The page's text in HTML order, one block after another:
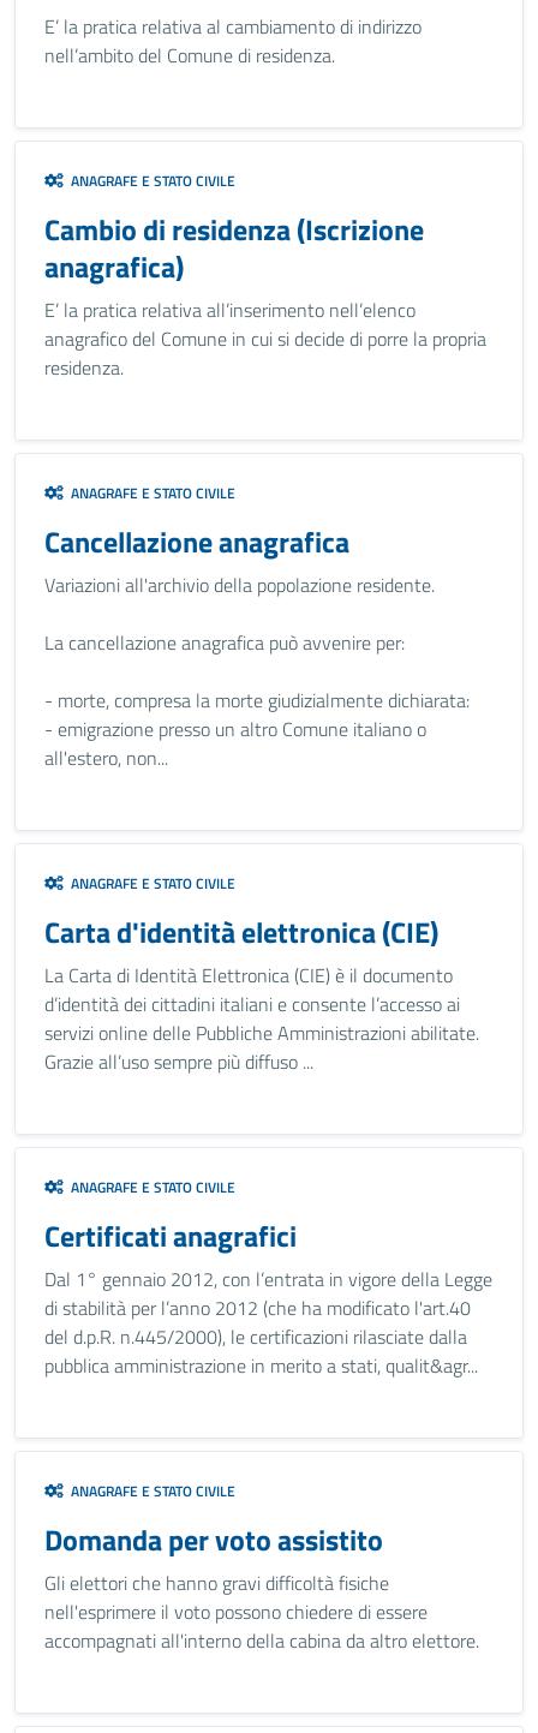
E’ la pratica relativa al cambiamento di indirizzo
nell’ambito del Comune di residenza.
ANAGRAFE E STATO CIVILE
Cambio di residenza (Iscrizione
anagrafica)
E’ la pratica relativa all’inserimento nell’elenco
anagrafico del Comune in cui si decide di porre la propria
residenza.
ANAGRAFE E STATO CIVILE
Cancellazione anagrafica
Variazioni all'archivio della popolazione residente.
La cancellazione anagrafica può avvenire per:
- morte, compresa la morte giudizialmente dichiarata:
- emigrazione presso un altro Comune italiano o
all'estero, non...
ANAGRAFE E STATO CIVILE
Carta d'identità elettronica (CIE)
La Carta di Identità Elettronica (CIE) è il documento
d’identità dei cittadini italiani e consente l’accesso ai
servizi online delle Pubbliche Amministrazioni abilitate.
Grazie all’uso sempre più diffuso ...
ANAGRAFE E STATO CIVILE
Certificati anagrafici
Dal 1° gennaio 2012, con l’entrata in vigore della Legge
di stabilità per l’anno 2012 (che ha modificato l'art.40
del d.p.R. n.445/2000), le certificazioni rilasciate dalla
pubblica amministrazione in merito a stati, qualit&agr...
ANAGRAFE E STATO CIVILE
Domanda per voto assistito
Gli elettori che hanno gravi difficoltà fisiche
nell'esprimere il voto possono chiedere di essere
accompagnati all'interno della cabina da altro elettore.